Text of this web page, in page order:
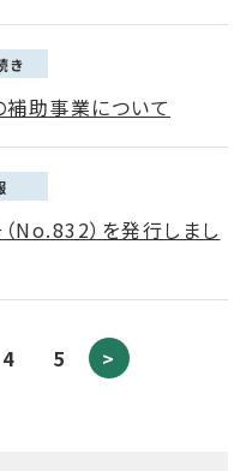
き
補助事業について
）を発行しまし
4 5 >